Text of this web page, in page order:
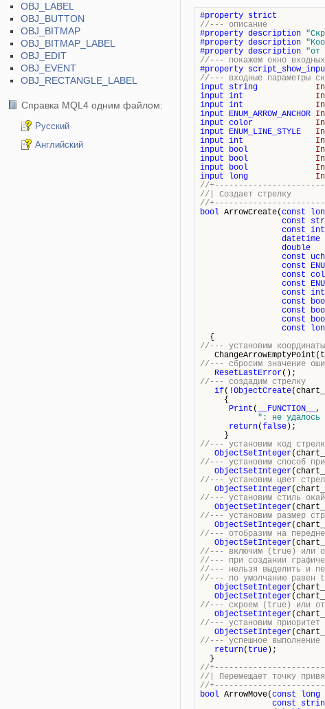
OBJ_LABEL
OBJ_BUTTON
OBJ_BITMAP
OBJ_BITMAP_LABEL
OBJ_EDIT
OBJ_EVENT
OBJ_RECTANGLE_LABEL
Справка MQL4 одним файлом:
Русский
Английский
#property strict
//--- описание
#property description
#property description
#property description "от
//--- покажем окно входных
#property
//--- входные параметры
input
string
input int
input int
input
ENUM_ARROW_ANCHOR
input color
input
ENUM_LINE_STYLE
input int
input
bool
input
bool
input
bool
input
long
//
//|
//
bool ArrowCreate(const
const
const int
datetime
double
const
const
const
const
const int
const
const
const
const
{
//--- установим
//--- сбросим значение
ResetLastError();
//--- создадим стрелку
if(!ObjectCreate
{
Print ( __FUNCTION__ ,
": не удалось
return(false );
}
//--- установим код
ObjectSetInteger
//--- установим способ
ObjectSetInteger
//--- установим цвет
ObjectSetInteger
//--- установим стиль
ObjectSetInteger
//--- установим размер
ObjectSetInteger
//--- отобразим на
ObjectSetInteger
//--- включим (true) или
//--- при создании
//--- нельзя выделить и
//--- по умолчанию равен
ObjectSetInteger
ObjectSetInteger
//--- скроем (true) или
ObjectSetInteger
//--- установим приоритет
ObjectSetInteger
//--- успешное выполнение
return( true );
}
//
//|
//
bool ArrowMove(const long
const